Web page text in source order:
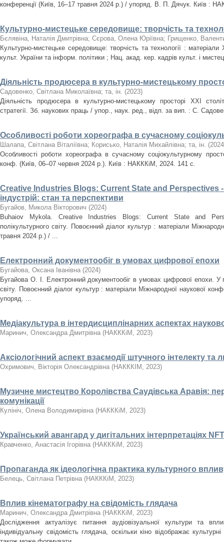
конференції (Київ, 16–17 травня 2024 р.) / упоряд. В. П. Дячук. Київ :
Культурно-мистецьке середовище: творчість та
Бєлявіна, Наталія Дмитрівна; Сєрова, Олена Юріївна; Грищенко,
Культурно-мистецьке середовище: творчість та технології :
культ. України та інформ. політики ; Нац. акад. кер. кадрів культ. і
Діяльність продюсера в культурно-мистецькому
Садовенко, Світлана Миколаївна; та, ін. (2023)
Діяльність продюсера в культурно-мистецькому просторі ХХІ
стратегії. Зб. наукових праць / упор., наук. ред., відп. за вип. : С.
Особливості роботи хореографа в сучасному
Шалапа, Світлана Віталіївна; Корисько, Наталія Михайлівна; та, ін. (2024
Особливості роботи хореографа в сучасному соціокультурному
конф. (Київ, 06–07 червня 2024 р.). Київ : НАКККіМ, 2024. 141 с.
Creative Industries Blogs: Current State and Perspectives
індустрій: стан та перспективи
Бугайов, Микола Вікторович (2024)
Buhaiov Mykola. Creative Industries Blogs: Current State and
полікультурного світу. Повоєнний діалог культур : матеріали
травня 2024 р.) / ...
Електронний документообіг в умовах цифрової епохи
Бугайова, Оксана Іванівна (2024)
Бугайова О. І. Електронний документообіг в умовах цифрової епохи. У
світу. Повоєнний діалог культур : матеріали Міжнародної наукової
упоряд. ...
Медіакультура в інтердисциплінарних аспектах
Маринич, Олександра Дмитрівна (НАКККіМ , 2023)
Аксіологічний аспект взаємодії штучного інтелекту та
Охримович, Вікторія Олександрівна (НАКККІМ , 2023)
Музичне мистецтво Королівства Саудівська Аравія:
комунікації
Кулініч, Олена Володимирівна (НАКККіМ , 2023)
Український авангард у дигітальних інтерпретаціях NFT
Кравченко, Анастасія Ігорівна (НАКККіМ , 2023)
Пропаганда як ідеологічна практика культурного
Белець, Світлана Петрівна (НАКККіМ , 2023)
Вплив кінематографу на свідомість глядача
Маринич, Олександра Дмитрівна (НАКККіМ , 2023)
Дослідження актуалізує питання аудіовізуальної культури та
індивідуальну свідомість глядача, оскільки кіно відображає